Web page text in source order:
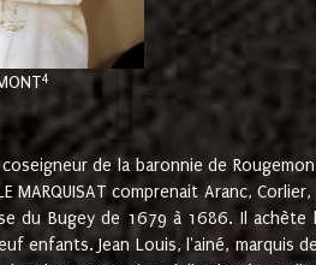
4
de la baronnie de
comprenait Aranc,
du Bugey de 1679 à 1686. Il achète
enfants. Jean Louis, l'ainé, marquis